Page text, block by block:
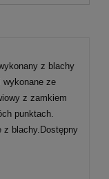
z blachy
wykonane ze
z zamkiem
punktach.
z blachy.Dostępny